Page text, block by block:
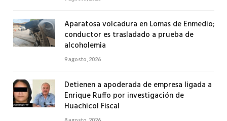
Aparatosa volcadura en Lomas de Enmedio;
conductor es trasladado a prueba de
alcoholemia
9 agosto, 2026
Detienen a apoderada de empresa ligada a
Enrique Ruffo por investigación de
Huachicol Fiscal